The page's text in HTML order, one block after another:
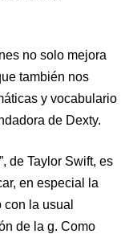
no solo mejora
también nos
y vocabulario
de Dexty.
de Taylor Swift, es
en especial la
la usual
de la g. Como